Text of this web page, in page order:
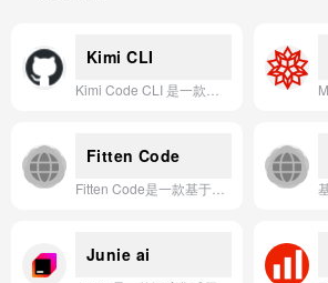
Kimi CLI
Fitten Code
Junie ai